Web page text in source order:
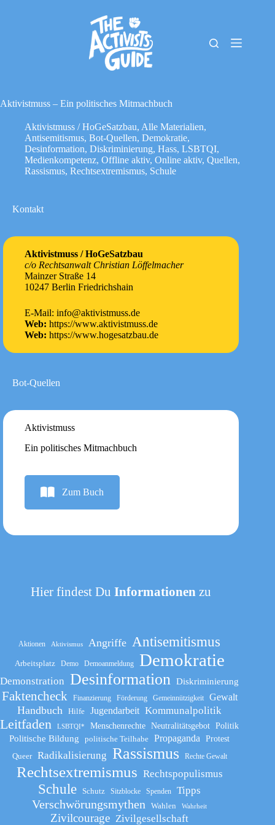
Downloads
Cookie-
Richtlinie
(EU)
Impressum
Aktivistmuss – Ein politisches Mitmachbuch
Aktivistmuss / HoGeSatzbau, Alle Materialien,
Antisemitismus, Bot-Quellen, Demokratie,
Desinformation, Diskriminierung, Hass, LSBTQI,
Medienkompetenz, Offline aktiv, Online aktiv, Quellen,
Rassismus, Rechtsextremismus, Schule
Kontakt
Aktivistmuss / HoGeSatzbau
c/o Rechtsanwalt Christian Löffelmacher
Mainzer Straße 14
10247 Berlin Friedrichshain
E-Mail: info@aktivistmuss.de
Web: https://www.aktivistmuss.de
Web: https://www.hogesatzbau.de
Bot-Quellen
Aktivistmuss
Ein politisches Mitmachbuch
Zum Buch
Hier findest DuInformationen zu
Aktionen Aktivismus Angriffe Antisemitismus
Arbeitsplatz Demo Demoanmeldung Demokratie
Demonstration Desinformation Diskriminierung
Faktencheck Finanzierung Förderung Gemeinnützigkeit Gewalt
Handbuch Hilfe Jugendarbeit Kommunalpolitik
Leitfaden LSBTQI* Menschenrechte Neutralitätsgebot Politik
Politische Bildung politische Teilhabe Propaganda
Protest
Queer
Radikalisierung Rassismus Rechte Gewalt
Rechtsextremismus Rechtspopulismus
Schule Schutz Sitzblocke Spenden Tipps
Verschwörungsmythen Wahlen Wahrheit
Zivilcourage Zivilgesellschaft